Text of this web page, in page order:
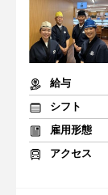
給与
シフト
雇用形態
アクセス